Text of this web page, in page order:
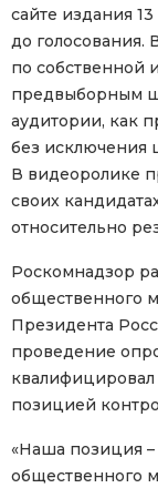
сайте издания
до голосования.
по собственной
предвыборным
аудитории, как
без исключения
В видеоролике
своих
относительно
Роскомнадзор
общественного
Президента
проведение
квалифицировал
позицией
«Наша позиция –
общественного